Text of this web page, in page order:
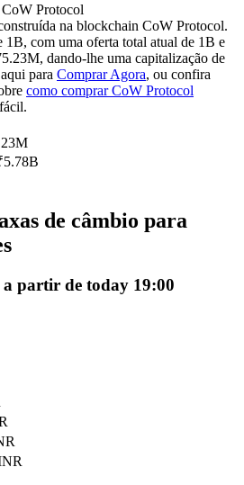
traders
Cópias
lucros e comissões de copy trading
CoW Protocol
na blockchain CoW Protocol.
1B, com uma oferta total atual de 1B e
dando-lhe uma capitalização de
para Comprar Agora, ou confira
como comprar CoW Protocol
5.78B
de câmbio para
partir de today 19:00